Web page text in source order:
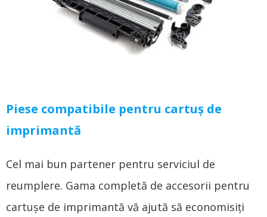
Piese compatibile pentru cartuş de
imprimantă
Cel mai bun partener pentru serviciul de
reumplere. Gama completă de accesorii pentru
cartușe de imprimantă vă ajută să economisiți